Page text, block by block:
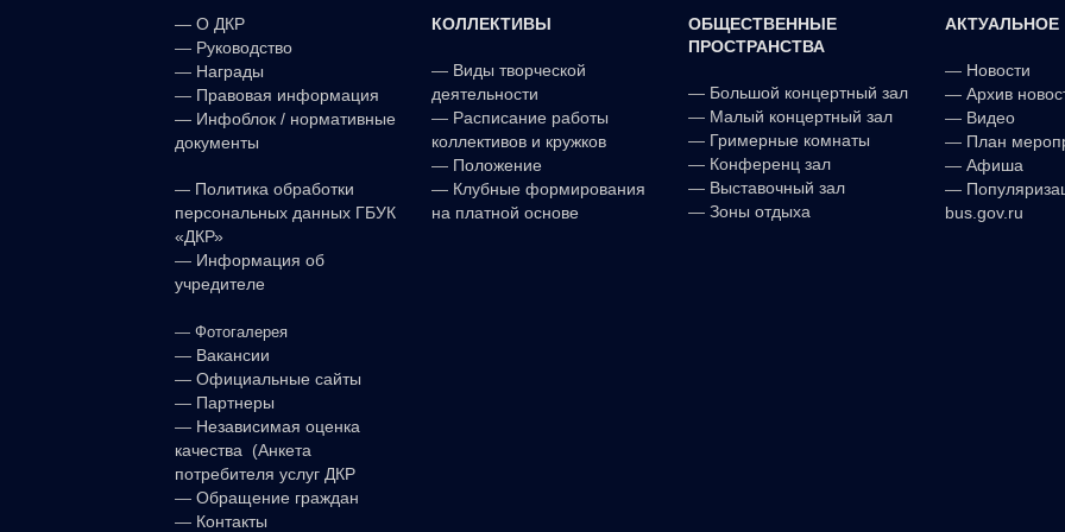
— О ДКР
— Руководство
— Награды
— Правовая информация
— Инфоблок / нормативные
документы
— Политика обработки
персональных данных ГБУК
«ДКР»
— Информация об
учредителе
— Фотогалерея
— Вакансии
— Официальные сайты
— Партнеры
— Независимая оценка
качества (Анкета
потребителя услуг ДКР
— Обращение граждан
— Контакты
КОЛЛЕКТИВЫ
— Виды творческой
деятельности
— Расписание работы
коллективов и кружков
— Положение
— Клубные формирования
на платной основе
ОБЩЕСТВЕННЫЕ
ПРОСТРАНСТВА
— Большой концертный зал
— Малый концертный зал
— Гримерные комнаты
— Конференц зал
— Выставочный зал
— Зоны отдыха
АКТУАЛЬНОЕ
— Новости
— Архив
— Видео
— План
— Афиша
—
bus.gov.ru